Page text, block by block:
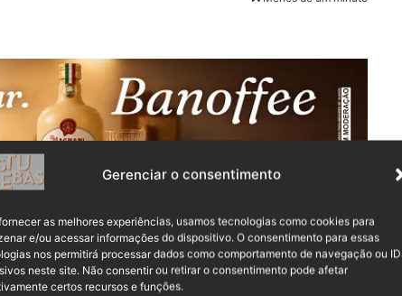
Gerenciar o consentimento
as melhores experiências, usamos tecnologias como cookies para
e/ou acessar informações do dispositivo. O consentimento para essas
nos permitirá processar dados como comportamento de navegação ou
neste site. Não consentir ou retirar o consentimento pode afetar
certos recursos e funções.
5 de Junho, para verificar um furto, ocorrido na
Novo.
galpão nesta rua, onde fica o depósito dos móveis e